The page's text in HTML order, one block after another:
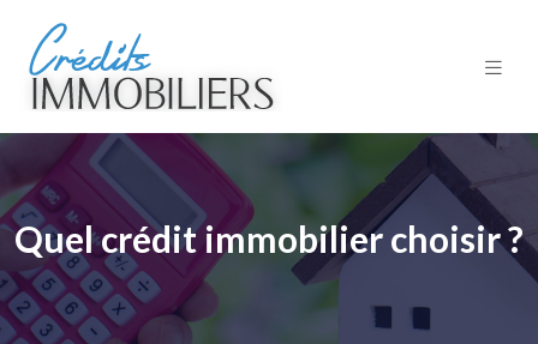
Quel crédit immobilier choisir ?